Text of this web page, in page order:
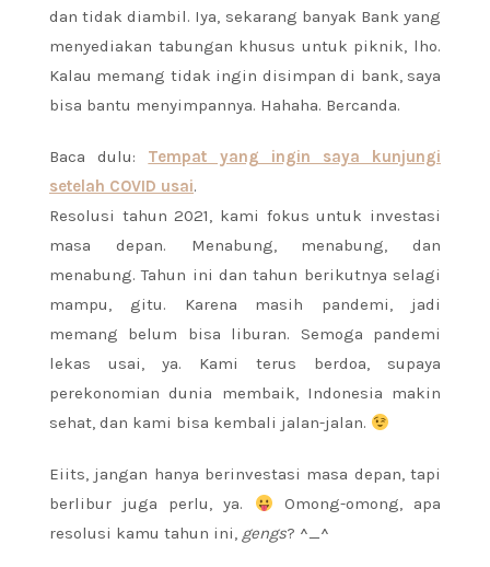
dan tidak diambil. Iya, sekarang banyak Bank yang
menyediakan tabungan khusus untuk piknik, lho.
Kalau memang tidak ingin disimpan di bank, saya
bisa bantu menyimpannya. Hahaha. Bercanda.
Baca dulu: Tempat yang ingin saya kunjungi
setelah COVID usai.
Resolusi tahun 2021, kami fokus untuk investasi
masa depan. Menabung, menabung, dan
menabung. Tahun ini dan tahun berikutnya selagi
mampu, gitu. Karena masih pandemi, jadi
memang belum bisa liburan. Semoga pandemi
lekas usai, ya. Kami terus berdoa, supaya
perekonomian dunia membaik, Indonesia makin
sehat, dan kami bisa kembali jalan-jalan.
Eiits, jangan hanya berinvestasi masa depan, tapi
berlibur juga perlu, ya.
Omong-omong, apa
resolusi kamu tahun ini, gengs? ^_^